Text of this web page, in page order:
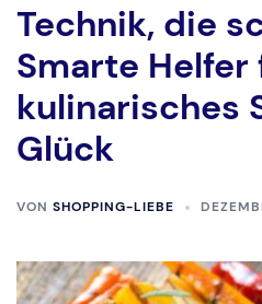
Technik, die
Smarte
kulinarisches
Glück
VON SHOPPING-LIEBE